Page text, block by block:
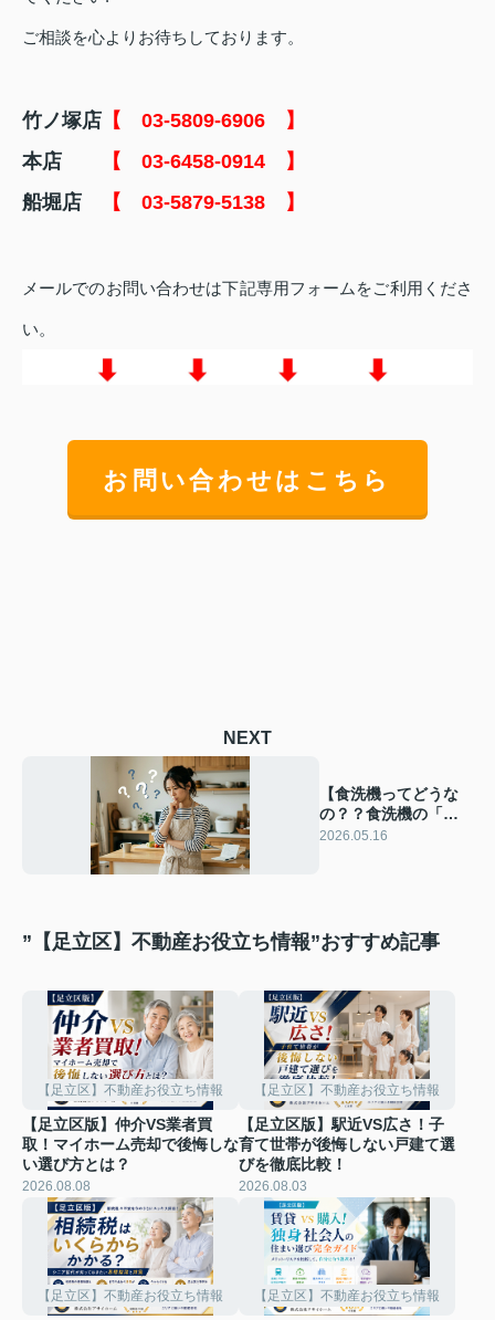
ご相談を心よりお待ちしております。
竹ノ塚店 【 03-5809-6906 】
本店
【 03-6458-0914 】
船堀店
【 03-5879-5138 】
メールでのお問い合わせは下記専用フォームをご利用くださ
い。
お問い合わせはこちら
NEXT
【食洗機ってどうな
の？？食洗機の「本
当の実力」と、上手
2026.05.16
”【足立区】不動産お役立ち情報”おすすめ記事
【足立区】不動産お役立ち情報
【足立区版】仲介VS業者買
取！マイホーム売却で後悔しな
い選び方とは？
2026.08.08
【足立区】不動産お役立ち情報
【足立区版】駅近VS広さ！子
育て世帯が後悔しない戸建て選
びを徹底比較！
2026.08.03
【足立区】不動産お役立ち情報 【足立区】不動産お役立ち情報